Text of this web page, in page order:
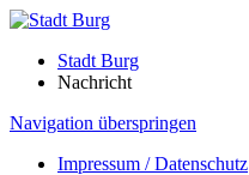
Stadt Burg
Nachricht
Navigation überspringen
Impressum / Datenschutz